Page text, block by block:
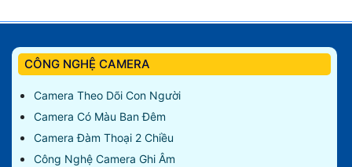
CÔNG NGHỆ CAMERA
Camera Theo Dõi Con Người
Camera Có Màu Ban Đêm
Camera Đàm Thoại 2 Chiều
Công Nghệ Camera Ghi Âm